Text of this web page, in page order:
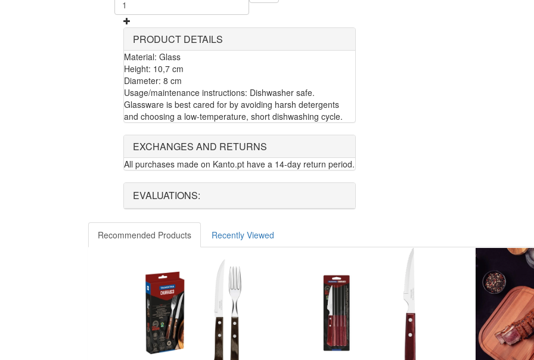
PRODUCT DETAILS
Material: Glass
Height: 10,7 cm
Diameter: 8 cm
Usage/maintenance instructions: Dishwasher safe.
Glassware is best cared for by avoiding harsh detergents
and choosing a low-temperature, short dishwashing cycle.
EXCHANGES AND RETURNS
All purchases made on Kanto.pt have a 14-day return period.
EVALUATIONS:
Recommended Products Recently Viewed